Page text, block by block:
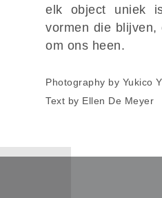
elk object uniek
vormen die
om ons heen.
Photography by Yukico
Text by Ellen De Meyer